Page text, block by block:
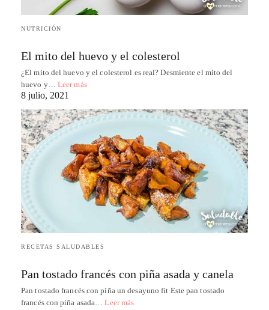
NUTRICIÓN
El mito del huevo y el colesterol
¿El mito del huevo y el colesterol es real? Desmiente el mito del
huevo y… Leer más
8 julio, 2021
RECETAS SALUDABLES
Pan tostado francés con piña asada y canela
Pan tostado francés con piña un desayuno fit Este pan tostado
francés con piña asada…Leer más